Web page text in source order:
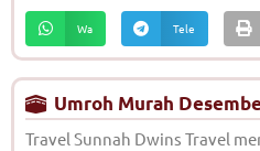
Wa Tele
Umroh Murah
Travel Sunnah Dwins Travel